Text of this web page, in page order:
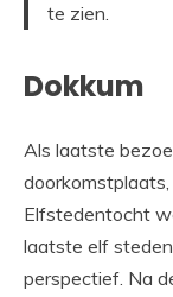
te zien.
Dokkum
Als laatste
Elfstedentocht
laatste elf
perspectief. Na